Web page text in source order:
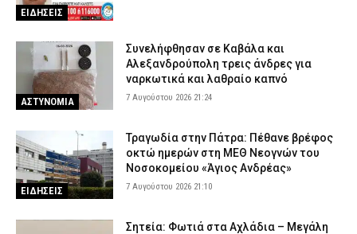
ΕΙΔΗΣΕΙΣ
ΑΣΤΥΝΟΜΙΑ
Συνελήφθησαν σε Καβάλα και
Αλεξανδρούπολη τρεις άνδρες για
ναρκωτικά και λαθραίο καπνό
7 Αυγούστου 2026 21:24
ΕΙΔΗΣΕΙΣ
Τραγωδία στην Πάτρα: Πέθανε βρέφος
οκτώ ημερών στη ΜΕΘ Νεογνών του
Νοσοκομείου «Άγιος Ανδρέας»
7 Αυγούστου 2026 21:10
Σητεία: Φωτιά στα Αχλάδια – Μεγάλη